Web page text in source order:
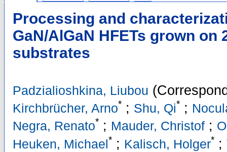
Processing and
GaN/AlGaN HFETs grown on
substrates
Padzialioshkina, Liubou
Kirchbrücher, Arno* ; Shu, Qi* ;
Negra, Renato* ; Mauder, Christof ;
Heuken, Michael* ; Kalisch, Holger* ;